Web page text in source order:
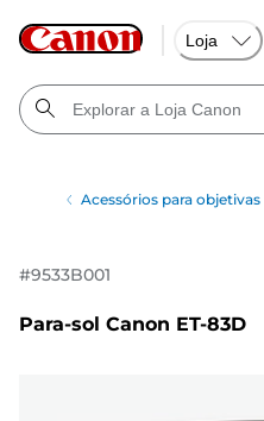
Loja
Acessórios para objetivas
#9533B001
Para-sol Canon ET-83D